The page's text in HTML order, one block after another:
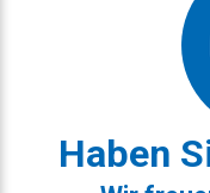
Haben